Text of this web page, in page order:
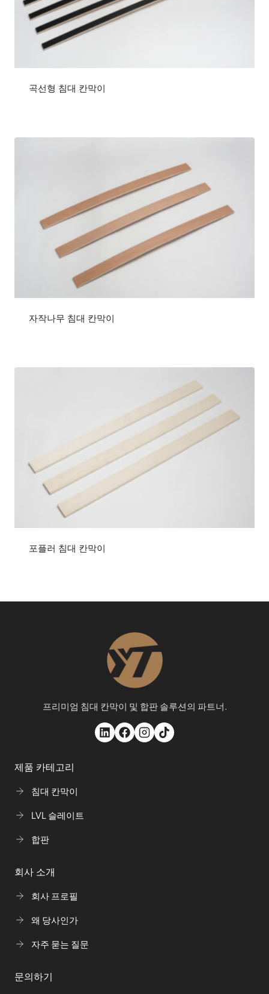
곡선형 침대 칸막이
자작나무 침대 칸막이
포플러 침대 칸막이
프리미엄 침대 칸막이 및 합판 솔루션의 파트너.
제품 카테고리
침대 칸막이
LVL 슬레이트
합판
회사 소개
회사 프로필
왜 당사인가
자주 묻는 질문
문의하기